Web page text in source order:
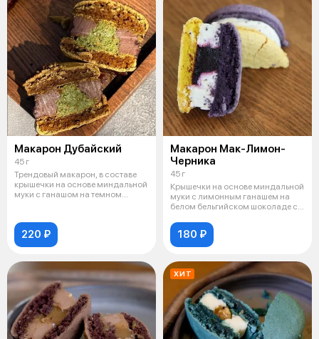
Макарон Дубайский
45 г
Трендовый макарон, в составе
крышечки на основе миндальной
муки с ганашом на темном
220 ₽
Макарон Мак-Лимон-
Черника
45 г
Крышечки на основе миндальной
муки с лимонным ганашем на
белом бельгийском шоколаде с
180 ₽
ХИТ